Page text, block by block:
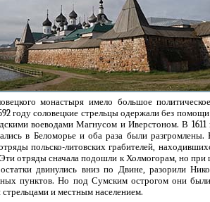
монастыря имело большое
году соловецкие стрельцы одержали без
воеводами Магнусом и Иверстоном. В 1611
в Беломорье и оба раза были разгромлены.
польско-литовских грабителей,
отряды сначала подошли к Холмогорам, но
двинулись вниз по Двине, разорили
пунктов. Но под Сумским острогом они были
и местным населением.